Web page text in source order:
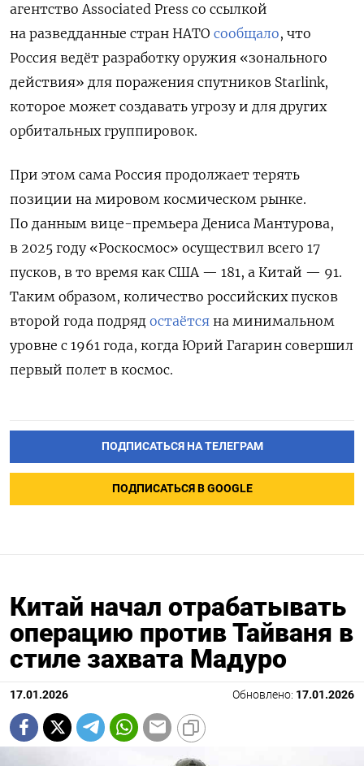
агентство Associated Press со ссылкой
на разведданные стран НАТО сообщало, что
Россия ведёт разработку оружия «зонального
действия» для поражения спутников Starlink,
которое может создавать угрозу и для других
орбитальных группировок.
При этом сама Россия продолжает терять
позиции на мировом космическом рынке.
По данным вице-премьера Дениса Мантурова,
в 2025 году «Роскосмос» осуществил всего 17
пусков, в то время как США — 181, а Китай — 91.
Таким образом, количество российских пусков
второй года подряд остаётся на минимальном
уровне с 1961 года, когда Юрий Гагарин совершил
первый полет в космос.
ПОДПИСАТЬСЯ НА ТЕЛЕГРАМ
ПОДПИСАТЬСЯ В GOOGLE
Китай начал отрабатывать
операцию против Тайваня в
стиле захвата Мадуро
17.01.2026 Обновлено: 17.01.2026